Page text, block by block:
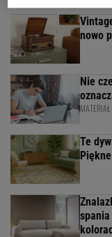
nowo
Nie
Te